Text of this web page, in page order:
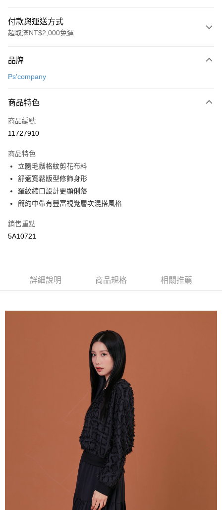
付款與運送方式
超取滿NT$2,000免運
信用卡一次付款
LINE Pay
街口支付
全盈+PAY
AFTEE先享後付
相關說明
【關於「AFTEE先享後付」】
AFTEE先享後付是「在收到商品之後才付款」的支付方式。 讓您購物簡單
１．簡單：不需註冊會員、不需綁卡、不需儲值。
２．便利：只要手機號碼，簡訊認證，即可結帳。
結帳頁面，進行簡訊認證並確認金額後，即可完成結帳。
※ 交易是否成功請以「AFTEE先享後付 」之結帳頁面顯示為準，若有關於
是否繳費成功／繳費後需取消欲退款等相關疑問，請聯繫「AFTEE先享後付
https://netprotections.freshdesk.com/support/home
１．透過由恩沛科技股份有限公司提供之「AFTEE先享後付」服務完成之交
易，需依本服務之必要範圍內提供個人資料，並將交易相關給付款項請求債
權轉讓予恩沛科技股份有限公司。
２．關於個人資料處理事宜，請瀏覽以下網址：
https://aftee.tw/terms/#terms3
３．未成年的使用者請事先徵得法定代理人或監護人之同意方可使用
「AFTEE先享後付」，若未經同意申辦者引起之損失，本公司不負相關責
４．使用「AFTEE先享後付」時，將依據個別帳號之用戶狀況，依本公司即
時審查核予不同之上限額度；若仍有額度不足之情形，本公司將視審查結果
請求用戶進行身份認證。
５．嚴禁一人註冊多個帳號或使用他人資訊註冊。若發現惡意使用之情形，
恩沛科技股份有限公司將有權停止該用戶之使用額度並採取法律行動。
全家取貨付款
每筆NT$65，滿NT$2,000(含以上)免運費
每筆NT$65，滿NT$2,000(含以上)免運費
每筆NT$100，滿NT$2,000(含以上)免運費
品牌
Ps'company
商品特色
商品編號
11727910
商品特色
立體毛鬚格紋剪花布料
舒適寬鬆版型修飾身形
羅紋縮口設計更顯俐落
簡約中帶有豐富視覺層次混搭風格
銷售重點
5A10721
詳細說明 商品規格 相關推薦